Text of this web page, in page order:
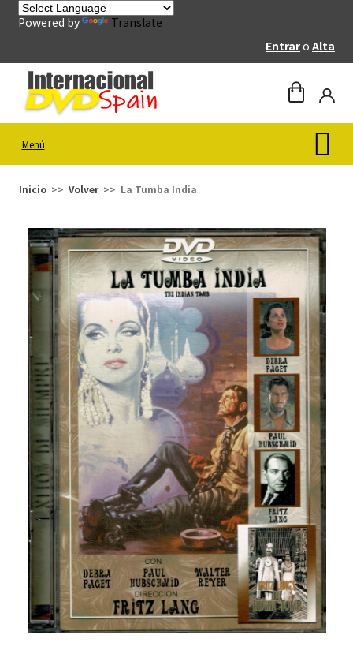
Powered by
Translate
Entraro Alta
Menú
Inicio Volver La Tumba India